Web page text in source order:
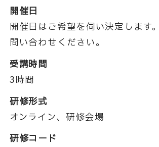
開催日
開催日はご希望を伺い決定します
問い合わせください。
受講時間
3時間
研修形式
オンライン、研修会場
研修コード